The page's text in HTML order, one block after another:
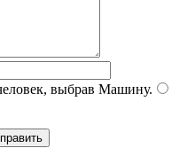
выбрав Машину.